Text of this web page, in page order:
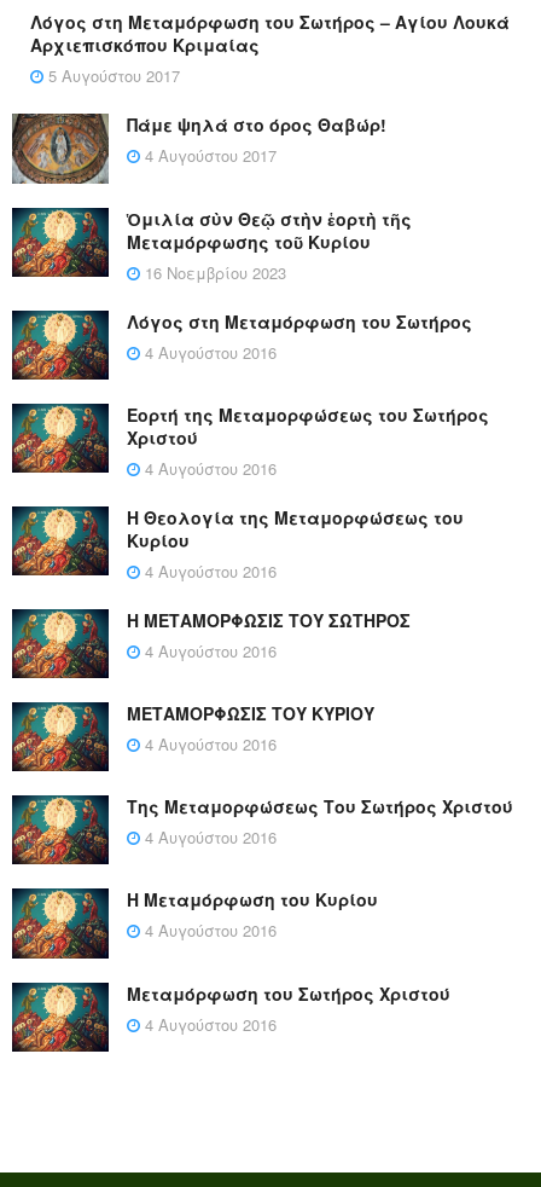
Λόγος στη Μεταμόρφωση του Σωτήρος – Αγίου Λουκά
Αρχιεπισκόπου Κριμαίας
5 Αυγούστου 2017
Πάμε ψηλά στο όρος Θαβώρ!
4 Αυγούστου 2017
Ὁμιλία σὺν Θεῷ στὴν ἑορτὴ τῆς
Μεταμόρφωσης τοῦ Κυρίου
16 Νοεμβρίου 2023
Λόγος στη Μεταμόρφωση του Σωτήρος
4 Αυγούστου 2016
Εορτή της Μεταμορφώσεως του Σωτήρος
Χριστού
4 Αυγούστου 2016
Η Θεολογία της Μεταμορφώσεως του
Κυρίου
4 Αυγούστου 2016
Η ΜΕΤΑΜΟΡΦΩΣΙΣ ΤΟΥ ΣΩΤΗΡΟΣ
4 Αυγούστου 2016
ΜΕΤΑΜΟΡΦΩΣΙΣ ΤΟΥ ΚΥΡΙΟΥ
4 Αυγούστου 2016
Της Μεταμορφώσεως Του Σωτήρος Χριστού
4 Αυγούστου 2016
Η Μεταμόρφωση του Κυρίου
4 Αυγούστου 2016
Μεταμόρφωση του Σωτήρος Χριστού
4 Αυγούστου 2016